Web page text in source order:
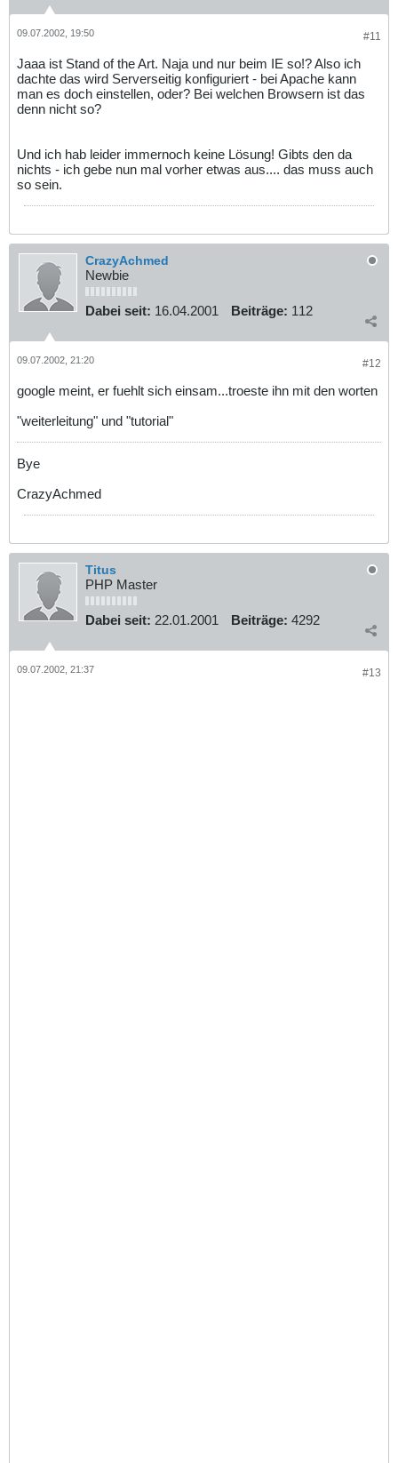
#11
09.07.2002, 19:50
Jaaa ist Stand of the Art. Naja und nur beim IE so!? Also ich
dachte das wird Serverseitig konfiguriert - bei Apache kann
man es doch einstellen, oder? Bei welchen Browsern ist das
denn nicht so?
Und ich hab leider immernoch keine Lösung! Gibts den da
nichts - ich gebe nun mal vorher etwas aus.... das muss auch
so sein.
CrazyAchmed
Newbie
Dabei seit: 16.04.2001 Beiträge: 112
#12
09.07.2002, 21:20
google meint, er fuehlt sich einsam...troeste ihn mit den worten
"weiterleitung" und "tutorial"
Bye
CrazyAchmed
Titus
PHP Master
Dabei seit: 22.01.2001 Beiträge: 4292
#13
09.07.2002, 21:37